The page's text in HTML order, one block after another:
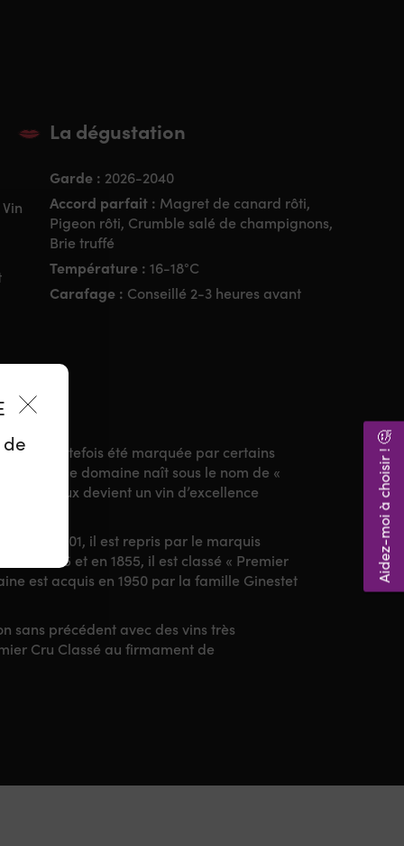
La dégustation
Garde : 2026-2040
Accord parfait : Magret de canard rôti,
Pigeon rôti, Crumble salé de champignons,
Brie truffé
Température : 16-18°C
Carafage : Conseillé 2-3 heures avant
Elle a toutefois été marquée par certains
siècle, le domaine naît sous le nom de «
Margaux devient un vin d’excellence
En 1801, il est repris par le marquis
en 1815 et en 1855, il est classé « Premier
est acquis en 1950 par la famille Ginestet
sans précédent avec des vins très
Cru Classé au firmament de
Aidez-moi à choisir ! 🤔